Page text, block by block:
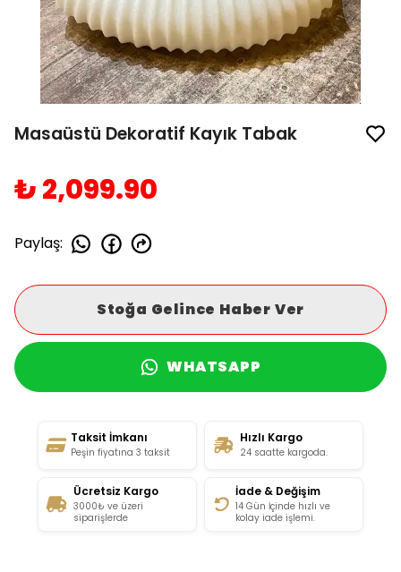
Masaüstü Dekoratif Kayık Tabak
₺ 2,099.90
Paylaş:
Stoğa Gelince Haber Ver
WHATSAPP
Taksit İmkanı
Peşin fiyatına 3 taksit
Hızlı Kargo
24 saatte kargoda.
Ücretsiz Kargo
3000₺ ve üzeri
siparişlerde
İade & Değişim
14 Gün İçinde hızlı ve
kolay iade işlemi.